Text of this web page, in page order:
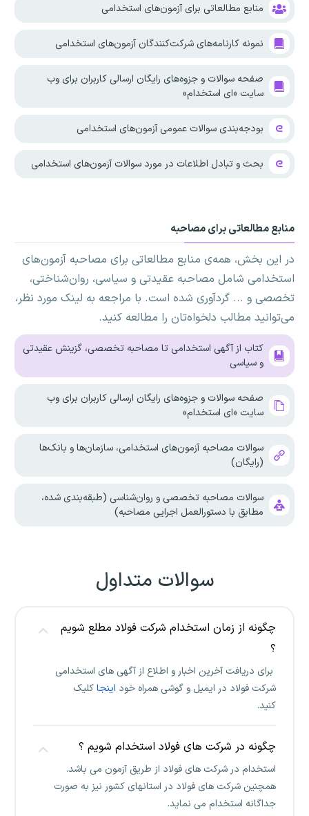
منابع مطالعاتی برای آزمون‌های استخدامی
نمونه کارنامه‌های شرکت‌کنندگان آزمون‌های استخدامی
صفحه سوالات و جزوه‌های رایگان ارسالی کاربران برای وب
سایت «ای استخدام»
بودجه‌بندی سوالات عمومی آزمون‌های استخدامی
بحث و تبادل اطلاعات در مورد سوالات آزمون‌های استخدامی
منابع مطالعاتی برای مصاحبه
در این بخش، همه‌ی منابع مطالعاتی برای مصاحبه آزمون‌های
استخدامی شامل مصاحبه عقیدتی و سیاسی، روان‌شناختی،
تخصصی و ... گردآوری شده است. با مراجعه به لینک مورد نظر،
می‌توانید مطالب دلخواه‌تان را مطالعه کنید.
کتاب از آگهی استخدامی تا مصاحبه تخصصی، گزینش عقیدتی
و سیاسی
صفحه سوالات و جزوه‌های رایگان ارسالی کاربران برای وب
سایت «ای استخدام»
سوالات مصاحبه آزمون‌های استخدامی، سازمان‌ها و بانک‌ها
(رایگان)
سوالات مصاحبه تخصصی و روان‌شناسی (طبقه‌بندی شده،
مطابق با دستورالعمل اجرایی مصاحبه)
سوالات متداول
چگونه از زمان استخدام شرکت فولاد مطلع شویم
؟
برای دریافت آخرین اخبار و اطلاع از آگهی های استخدامی
شرکت فولاد در ایمیل و گوشی همراه خود اینجاکلیک
کنید.
چگونه در شرکت های فولاد استخدام شویم ؟
استخدام در شرکت های فولاد از طریق آزمون می باشد.
همچنین شرکت های فولاد در استانهای کشور نیز به صورت
جداگانه استخدام می نماید.